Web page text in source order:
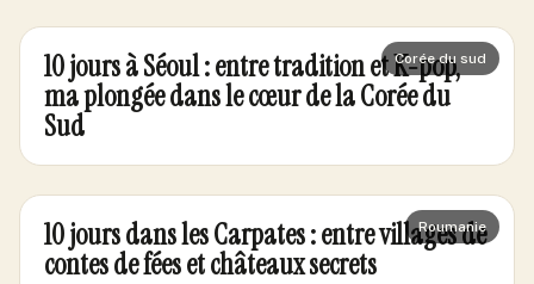
Corée du sud
10 jours à Séoul : entre tradition et K-pop,
ma plongée dans le cœur de la Corée du
Sud
Roumanie
10 jours dans les Carpates : entre villages de
contes de fées et châteaux secrets